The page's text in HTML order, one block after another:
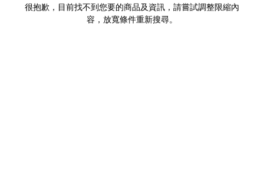
很抱歉，目前找不到您要的商品及資訊，請嘗試調整限縮內
容，放寬條件重新搜尋。